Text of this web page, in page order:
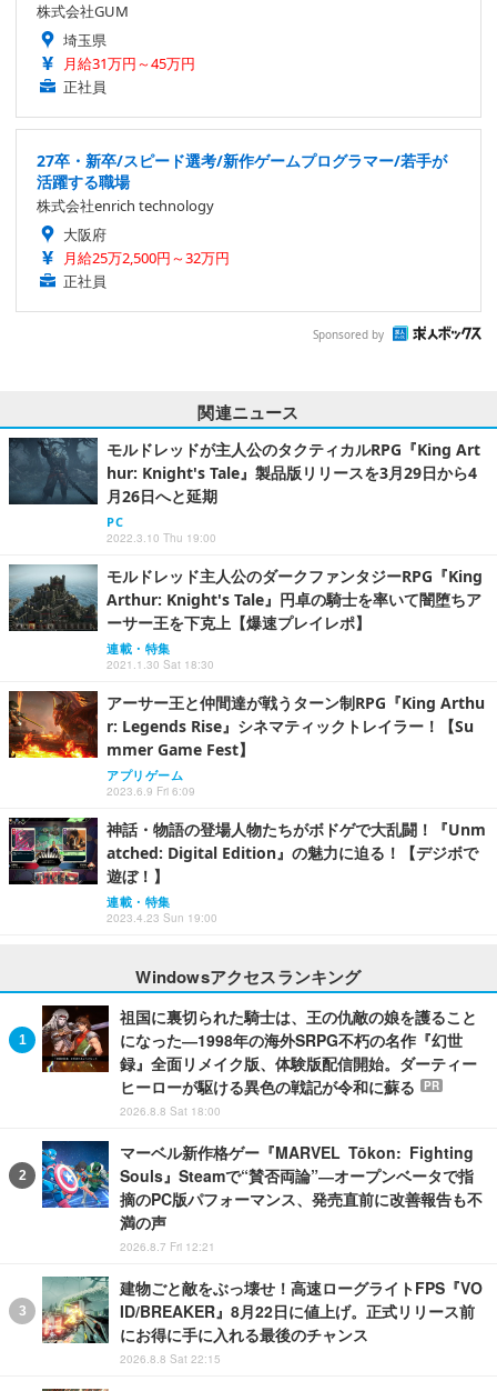
株式会社GUM
埼玉県
月給31万円～45万円
正社員
27卒・新卒/スピード選考/新作ゲームプログラマー/若手が
活躍する職場
株式会社enrich technology
大阪府
月給25万2,500円～32万円
正社員
Sponsored by
関連ニュース
モルドレッドが主人公のタクティカルRPG『King Art
hur: Knight's Tale』製品版リリースを3月29日から4
月26日へと延期
PC
2022.3.10 Thu 19:00
モルドレッド主人公のダークファンタジーRPG『King
Arthur: Knight's Tale』円卓の騎士を率いて闇堕ちア
ーサー王を下克上【爆速プレイレポ】
連載・特集
2021.1.30 Sat 18:30
アーサー王と仲間達が戦うターン制RPG『King Arthu
r: Legends Rise』シネマティックトレイラー！【Su
mmer Game Fest】
アプリゲーム
2023.6.9 Fri 6:09
神話・物語の登場人物たちがボドゲで大乱闘！『Unm
atched: Digital Edition』の魅力に迫る！【デジボで
遊ぼ！】
連載・特集
2023.4.23 Sun 19:00
Windowsアクセスランキング
祖国に裏切られた騎士は、王の仇敵の娘を護ること
になった―1998年の海外SRPG不朽の名作『幻世
録』全面リメイク版、体験版配信開始。ダーティー
ヒーローが駆ける異色の戦記が令和に蘇る
PR
2026.8.8 Sat 18:00
マーベル新作格ゲー『MARVEL Tōkon: Fighting
Souls』Steamで“賛否両論”―オープンベータで指
摘のPC版パフォーマンス、発売直前に改善報告も不
満の声
2026.8.7 Fri 12:21
建物ごと敵をぶっ壊せ！高速ローグライトFPS『VO
ID/BREAKER』8月22日に値上げ。正式リリース前
にお得に手に入れる最後のチャンス
2026.8.8 Sat 22:15